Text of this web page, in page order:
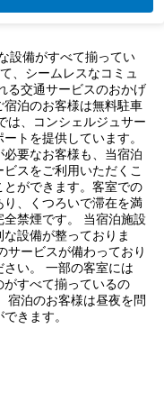
設備がすべて揃ってい
、シームレスなコミュ
る交通サービスのおかげ
泊のお客様は無料駐車
は、コンシェルジュサー
トを提供しています。
要なお客様も、当宿泊
スをご利用いただくこ
ができます。客室での
、くつろいで滞在を満
禁煙です。 当宿泊施設
設備が整っておりま
サービスが備わっており
い。 一部の客室には
がすべて揃っているの
宿泊のお客様は昼夜を問
きます。